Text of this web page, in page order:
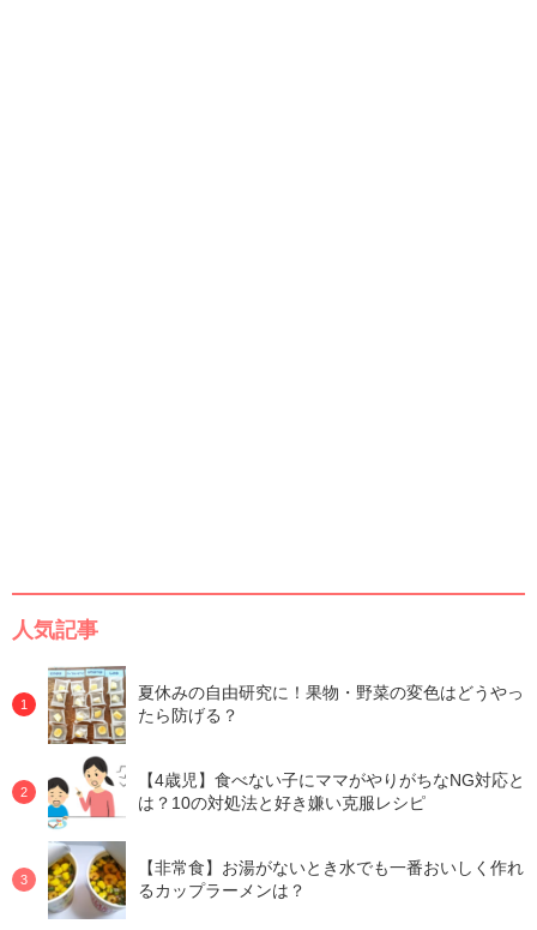
人気記事
夏休みの自由研究に！果物・野菜の変色はどうやっ
たら防げる？
【4歳児】食べない子にママがやりがちなNG対応と
は？10の対処法と好き嫌い克服レシピ
【非常食】お湯がないとき水でも一番おいしく作れ
るカップラーメンは？